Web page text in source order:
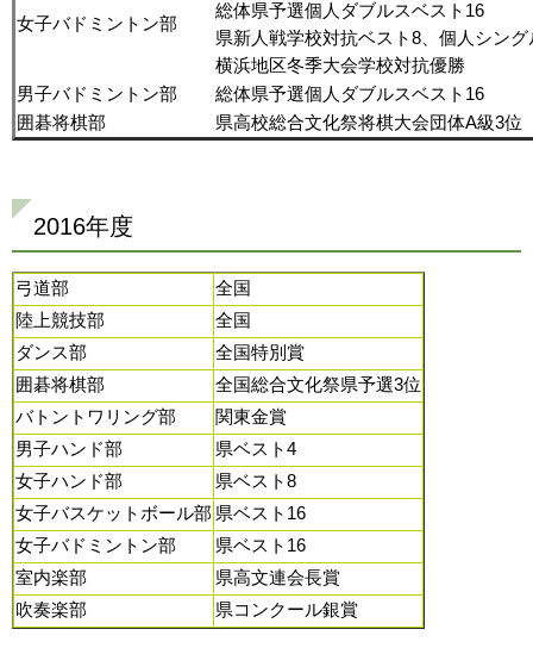
女子バドミントン部
総体県予選個人ダブルスベスト16
県新人戦学校対抗ベスト8、個人シン
横浜地区冬季大会学校対抗優勝
男子バドミントン部
総体県予選個人ダブルスベスト16
囲碁将棋部
県高校総合文化祭将棋大会団体A級3位
2016年度
弓道部
全国
陸上競技部
全国
ダンス部
全国特別賞
囲碁将棋部
全国総合文化祭県予選3位
バトントワリング部
関東金賞
男子ハンド部
県ベスト4
女子ハンド部
県ベスト8
女子バスケットボール部 県ベスト16
女子バドミントン部
県ベスト16
室内楽部
県高文連会長賞
吹奏楽部
県コンクール銀賞